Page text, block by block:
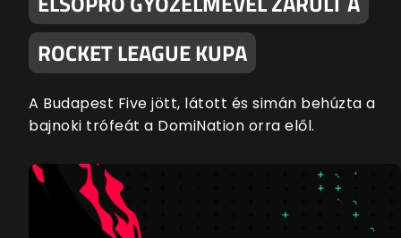
ROCKET LEAGUE KUPA
A Budapest Five jött, látott és simán behúzta a
bajnoki trófeát a DomiNation orra elől.